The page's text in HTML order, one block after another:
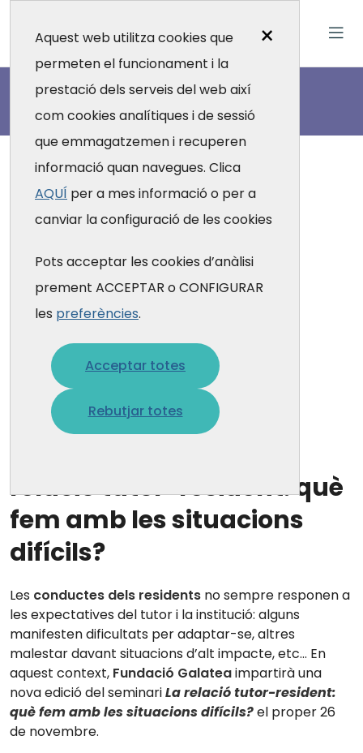
×
Aquest web utilitza cookies que
permeten el funcionament i la
prestació dels serveis del web així
com cookies analítiques i de sessió
que emmagatzemen i recuperen
informació quan navegues. Clica
AQUÍ per a mes informació o per a
canviar la configuració de les cookies
Pots acceptar les cookies d’anàlisi
prement ACCEPTAR o CONFIGURAR
les preferències.
Acceptar totes
Rebutjar totes
Actualitat
14 ag. 2024
Nova oportunitat per
relació tutor-resident: què
fem amb les situacions
difícils?
Les conductes dels residents no sempre responen a
les expectatives del tutor i la institució: alguns
manifesten dificultats per adaptar-se, altres
malestar davant situacions d’alt impacte, etc... En
aquest context, Fundació Galateaimpartirà una
nova edició del seminariLa relació tutor-resident:
què fem amb les situacions difícils?el proper26
de novembre.